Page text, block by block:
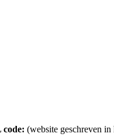
(website geschreven in